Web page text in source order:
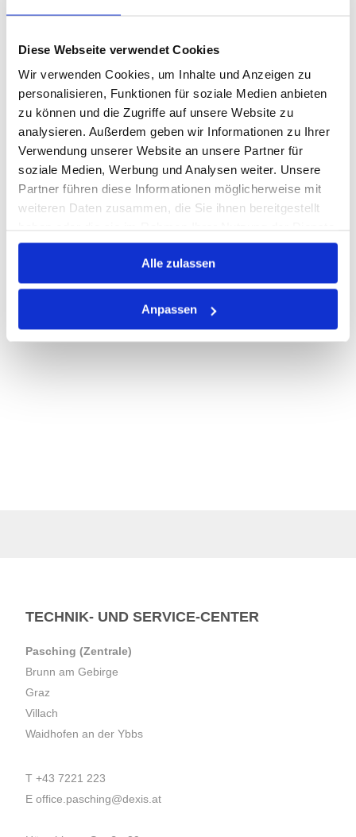
Diese Webseite verwendet Cookies
Wir verwenden Cookies, um Inhalte und Anzeigen zu
personalisieren, Funktionen für soziale Medien anbieten
zu können und die Zugriffe auf unsere Website zu
analysieren. Außerdem geben wir Informationen zu Ihrer
Verwendung unserer Website an unsere Partner für
soziale Medien, Werbung und Analysen weiter. Unsere
Partner führen diese Informationen möglicherweise mit
weiteren Daten zusammen, die Sie ihnen bereitgestellt
gesammelt haben.
Alle zulassen
Anpassen
Nicht auf Lager
Print
PRODUKTBESCHREIBUNG
ALLE SPEZIFIKATIONEN
TECHNIK- UND SERVICE-CENTER
Pasching (Zentrale)
Brunn am Gebirge
Graz
Villach
Waidhofen an der Ybbs
T +43 7221 223
E office.pasching@dexis.at